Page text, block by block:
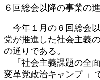
６回総会以降の事業の
今年１月の６回総会
党が推進した社会主義
の通りである。
「社会主義課題の全
変革党政治キャンプ 」